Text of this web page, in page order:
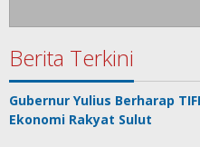
Berita Terkini
Gubernur Yulius Berharap
Ekonomi Rakyat Sulut